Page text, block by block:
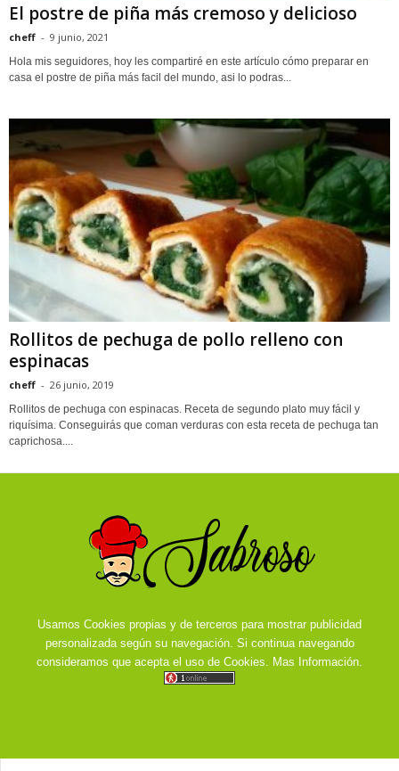
El postre de piña más cremoso y delicioso
cheff - 9 junio, 2021
Hola mis seguidores, hoy les compartiré en este artículo cómo preparar en
casa el postre de piña más facil del mundo, asi lo podras...
Rollitos de pechuga de pollo relleno con
espinacas
cheff - 26 junio, 2019
Rollitos de pechuga con espinacas. Receta de segundo plato muy fácil y
riquísima. Conseguirás que coman verduras con esta receta de pechuga tan
caprichosa....
Usamos Cookies propias y de terceros para mostrar publicidad
personalizada según su navegación. Si continua navegando
consideramos que acepta el uso de Cookies.
Mas Información.